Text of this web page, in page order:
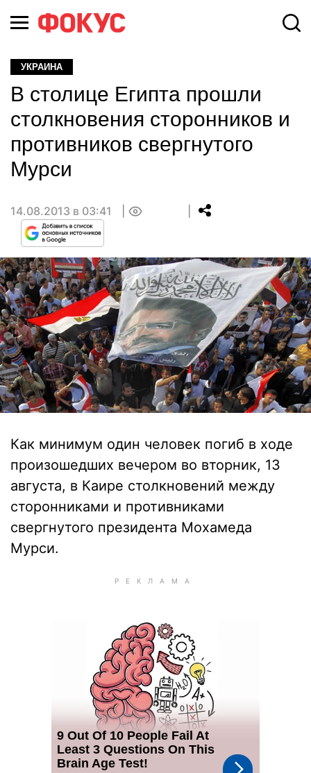
УКРАИНА
В столице Египта прошли
столкновения сторонников и
противников свергнутого
Мурси
14.08.2013 в 03:41
Как минимум один человек погиб в ходе
произошедших вечером во вторник, 13
августа, в Каире столкновений между
сторонниками и противниками
свергнутого президента Мохамеда
Мурси.